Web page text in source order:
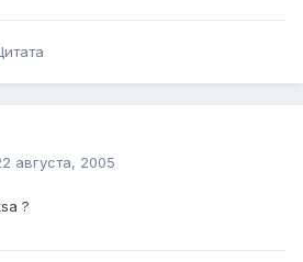
августа, 2005
?